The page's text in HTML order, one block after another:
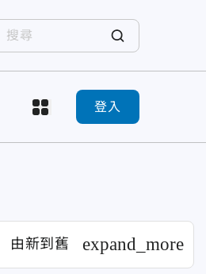
登入
由新到舊 expand_more